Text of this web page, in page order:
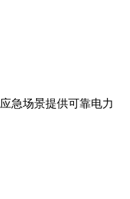
急场景提供可靠电力